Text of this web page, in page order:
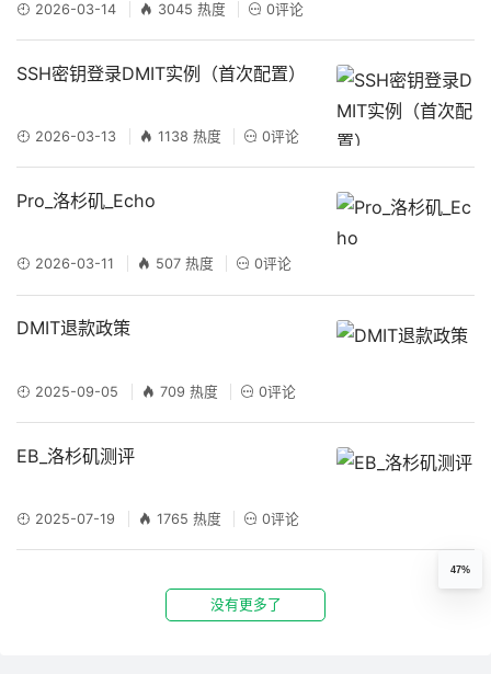
2026-03-14 3045 热度 0评论
SSH密钥登录DMIT实例（首次配置）
2026-03-13 1138 热度 0评论
Pro_洛杉矶_Echo
2026-03-11 507 热度 0评论
DMIT退款政策
2025-09-05 709 热度 0评论
EB_洛杉矶测评
2025-07-19 1765 热度 0评论
没有更多了
47%